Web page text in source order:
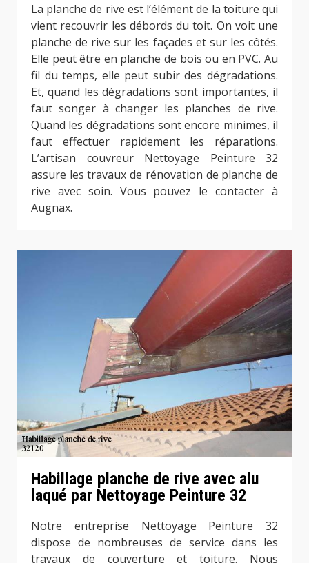
La planche de rive est l’élément de la toiture qui
vient recouvrir les débords du toit. On voit une
planche de rive sur les façades et sur les côtés.
Elle peut être en planche de bois ou en PVC. Au
fil du temps, elle peut subir des dégradations.
Et, quand les dégradations sont importantes, il
faut songer à changer les planches de rive.
Quand les dégradations sont encore minimes, il
faut effectuer rapidement les réparations.
L’artisan couvreur Nettoyage Peinture 32
assure les travaux de rénovation de planche de
rive avec soin. Vous pouvez le contacter à
Augnax.
Habillage planche de rive avec alu
laqué par Nettoyage Peinture 32
Notre entreprise Nettoyage Peinture 32
dispose de nombreuses de service dans les
travaux de couverture et toiture. Nous